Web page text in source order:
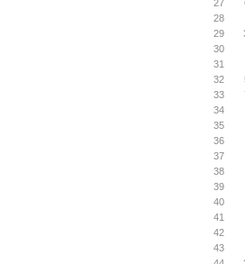
27
28
29
30
31
32
33
34
35
36
37
38
39
40
41
42
43